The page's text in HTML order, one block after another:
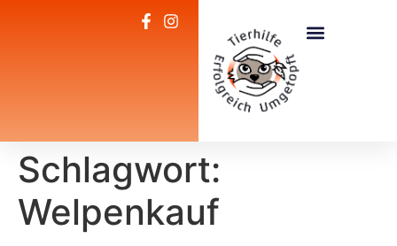
Schlagwort:
Welpenkauf